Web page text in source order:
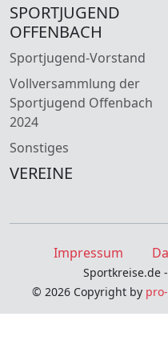
SPORTJUGEND
OFFENBACH
Sportjugend-Vorstand
Vollversammlung der
Sportjugend Offenbach
2024
Sonstiges
VEREINE
Impressum
Sportkreise.de
© 2026 Copyright by